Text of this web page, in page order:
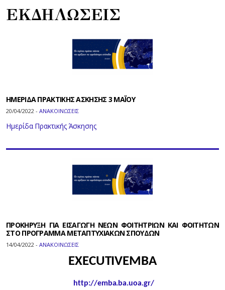
ΕΚΔΗΛΩΣΕΙΣ
ΗΜΕΡΙΔΑ ΠΡΑΚΤΙΚΗΣ ΑΣΚΗΣΗΣ 3 ΜΑΪ́ΟΥ
20/04/2022 - ΑΝΑΚΟΙΝΩΣΕΙΣ
Ημερίδα Πρακτικής Άσκησης
ΠΡΟΚΗΡΥΞΗ ΓΙΑ ΕΙΣΑΓΩΓΗ ΝΕΩΝ ΦΟΙΤΗΤΡΙΩΝ ΚΑΙ ΦΟΙΤΗΤΩΝ
ΣΤΟ ΠΡΟΓΡΑΜΜΑ ΜΕΤΑΠΤΥΧΙΑΚΩΝ ΣΠΟΥΔΩΝ
14/04/2022 - ΑΝΑΚΟΙΝΩΣΕΙΣ
EXECUTIVEMBA
http://emba.ba.uoa.gr/